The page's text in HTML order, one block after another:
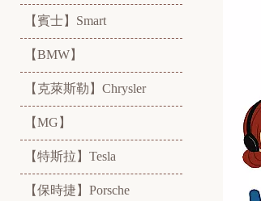
【賓士】Smart
【BMW】
【克萊斯勒】Chrysler
【MG】
【特斯拉】Tesla
【保時捷】Porsche